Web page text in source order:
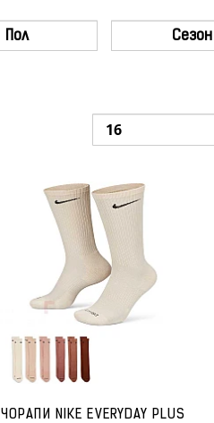
Пол Сезон
ЧОРАПИ NIKE EVERYDAY PLUS